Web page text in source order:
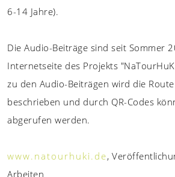
6-14 Jahre).
Die Audio-Beiträge sind seit Sommer
Internetseite des Projekts
zu den Audio-Beiträgen wird die
beschrieben und durch QR-Codes
abgerufen werden.
www.natourhuki.de,
Arbeiten